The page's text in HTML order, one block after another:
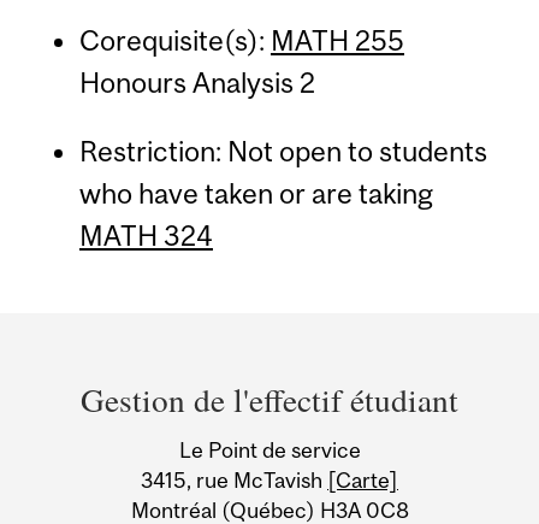
Corequisite(s): MATH 255
Honours Analysis 2
Restriction: Not open to students
who have taken or are taking
MATH 324
and
University
Information
Gestion de l'effectif étudiant
Le Point de service
3415, rue McTavish [Carte]
Montréal (Québec) H3A 0C8